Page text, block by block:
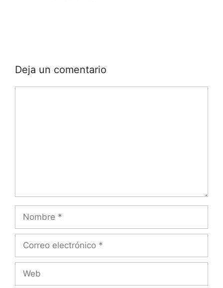
Deja un comentario
Nombre
Correo
Web